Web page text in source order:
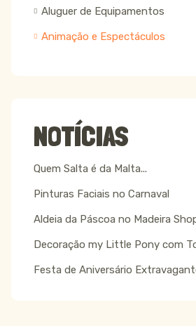
Aluguer de Equipamentos
Animação e Espectáculos
NOTÍCIAS
Quem Salta é da Malta...
Pinturas Faciais no Carnaval
Aldeia da Páscoa no Madeira
Decoração my Little Pony com
Festa de Aniversário